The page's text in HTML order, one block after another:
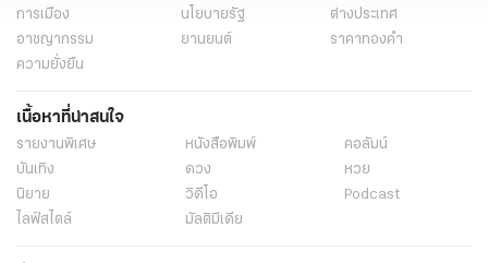
การเมือง
นโยบายรัฐ
ต่างประเทศ
อาชญากรรม
ยานยนต์
ราคาทองคำ
ความยั่งยืน
เนื้อหาที่น่าสนใจ
รายงานพิเศษ หนังสือพิมพ์
คอลัมน์
บันเทิง
ดวง
หวย
นิยาย
วิดีโอ
Podcast
ไลฟ์สไตล์
มัลติมีเดีย